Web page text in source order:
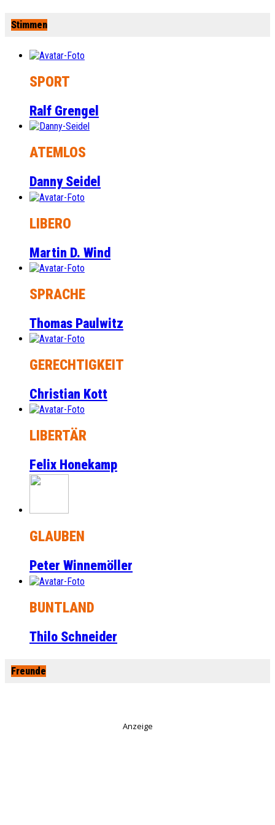
Stimmen
SPORT
Ralf Grengel
ATEMLOS
Danny Seidel
LIBERO
Martin D. Wind
SPRACHE
Thomas Paulwitz
GERECHTIGKEIT
Christian Kott
LIBERTÄR
Felix Honekamp
GLAUBEN
Peter Winnemöller
BUNTLAND
Thilo Schneider
Freunde
Anzeige